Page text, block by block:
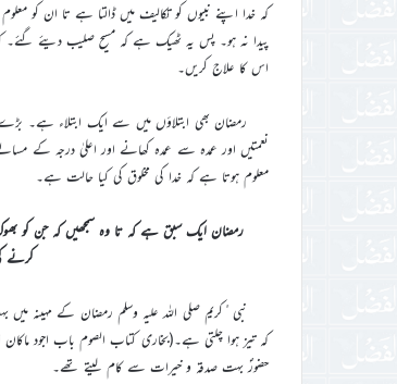
کہ خدا اپنے نبیوں کو تکالیف میں ڈالتا ہے تا ان کو
پیدا نہ ہو۔ پس یہ ٹھیک ہے کہ مسیح صلیب دیئے
اس کا علاج کریں۔
رمضان بھی ابتلاؤں میں سے ایک ابتلاء ہے۔
نعمتیں اور عمدہ سے عمدہ کھانے اور اعلیٰ درجہ کے
معلوم ہوتا ہے کہ خدا کی مخلوق کی کیا حالت ہے۔
رمضان ایک سبق ہے کہ تا وہ سمجھیں کہ جن کو
کرنے
نبی ٔکریم صلی اللہ علیہ وسلم رمضان کے
کہ تیز ہوا چلتی ہے۔(بخاری کتاب الصوم باب اجود
حضورؐ بہت صدقہ و خیرات سے کام لیتے تھے۔